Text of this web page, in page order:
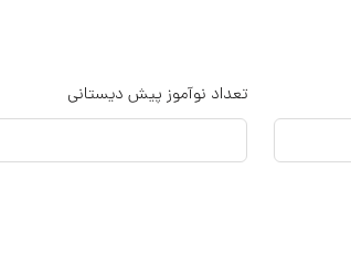
تعداد نوآموز پیش دیستانی